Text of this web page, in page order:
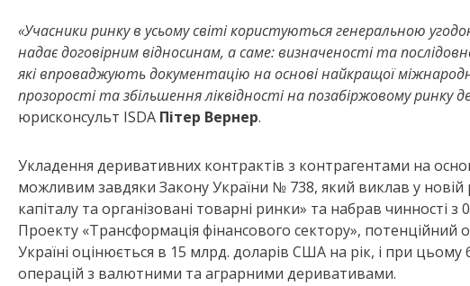
«Учасники ринку в усьому світі користуються генеральною
надає договірним відносинам, а саме: визначеності та
які впроваджують документацію на основі найкращої
прозорості та збільшення ліквідності на позабіржовому ринку
юрисконсульт ISDA Пітер Вернер.
Укладення деривативних контрактів з контрагентами на
можливим завдяки Закону України № 738, який виклав у новій
капіталу та організовані товарні ринки» та набрав чинності
Проекту «Трансформація фінансового сектору», потенційний
Україні оцінюється в 15 млрд. доларів США на рік, і при цьому
операцій з валютними та аграрними деривативами.